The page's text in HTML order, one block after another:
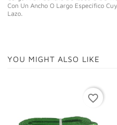
Con Un Ancho O Largo Específico
Lazo.
YOU MIGHT ALSO LIKE
favorite_border